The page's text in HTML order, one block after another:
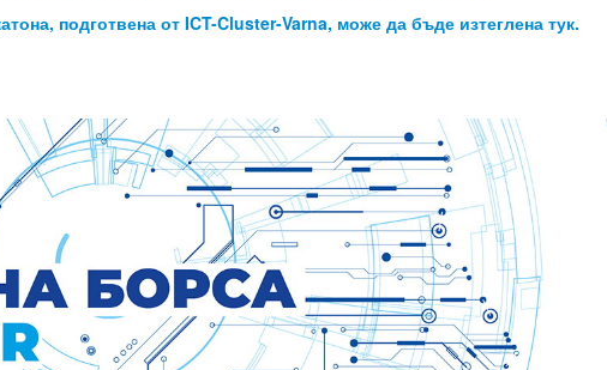
подготвена от ICT-Cluster-Varna, може да бъде изтеглена тук.